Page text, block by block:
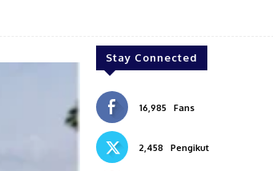
Stay Connected
16,985 Fans
2,458 Pengikut